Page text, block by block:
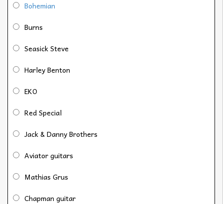
Bohemian
Burns
Seasick Steve
Harley Benton
EKO
Red Special
Jack & Danny Brothers
Aviator guitars
Mathias Grus
Chapman guitar